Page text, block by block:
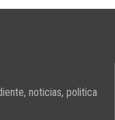
noticias, politica